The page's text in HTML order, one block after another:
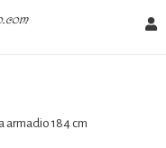
armadio 184 cm